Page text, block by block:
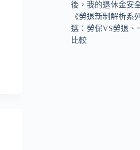
後，我的退休金安
《勞退新制解析系
選：勞保VS勞退、
比較